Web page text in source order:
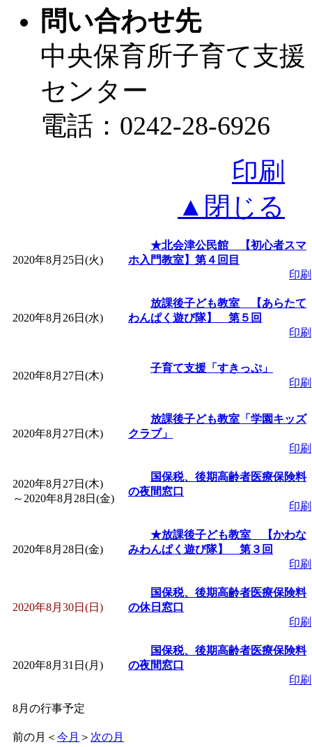
問い合わせ先
中央保育所子育て支援
センター
電話：0242-28-6926
印刷
▲閉じる
2020年8月25日(火)
★北会津公民館 【初心者スマ
ホ入門教室】第４回目
印刷
2020年8月26日(水)
放課後子ども教室 【あらたて
わんぱく遊び隊】 第５回
印刷
2020年8月27日(木)
子育て支援「すきっぷ」
印刷
2020年8月27日(木)
放課後子ども教室「学園キッズ
クラブ」
印刷
2020年8月27日(木)
～ 2020年8月28日(金)
国保税、後期高齢者医療保険料
の夜間窓口
印刷
2020年8月28日(金)
★放課後子ども教室 【かわな
みわんぱく遊び隊】 第３回
印刷
2020年8月30日(日)
国保税、後期高齢者医療保険料
の休日窓口
印刷
2020年8月31日(月)
国保税、後期高齢者医療保険料
の夜間窓口
印刷
8月の行事予定
前の月 ＜ 今月 ＞ 次の月